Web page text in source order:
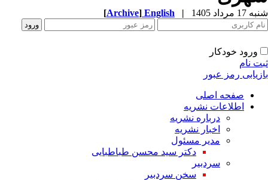
مرداد 1405 |
English
[Archive]
ورود خودکار
نام
رمز عبور
صفحه اصلی
اطلاعات نشریه
درباره نشریه
اخبار نشریه
مدیر مسئول
دکتر سید محسن طباطبایی
سردبیر
سخن سردبیر